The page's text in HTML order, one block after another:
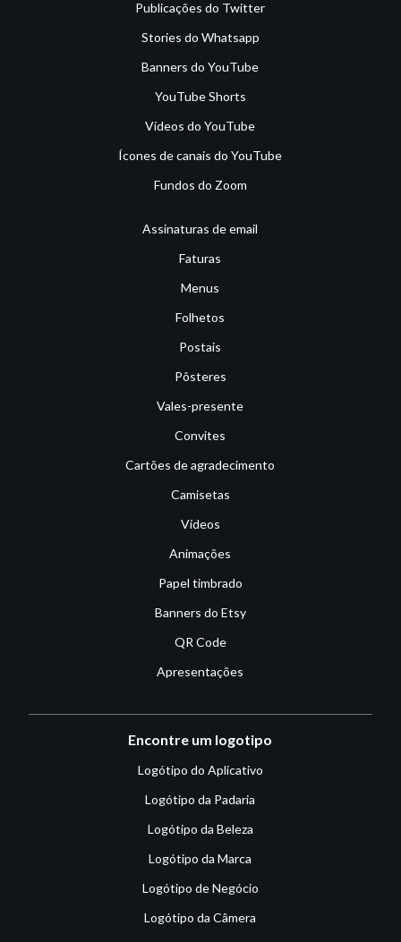
Publicações do Twitter
Stories do Whatsapp
Banners do YouTube
YouTube Shorts
Vídeos do YouTube
Ícones de canais do YouTube
Fundos do Zoom
Assinaturas de email
Faturas
Menus
Folhetos
Postais
Pôsteres
Vales-presente
Convites
Cartões de agradecimento
Camisetas
Vídeos
Animações
Papel timbrado
Banners do Etsy
QR Code
Apresentações
Encontre um logotipo
Logótipo do Aplicativo
Logótipo da Padaria
Logótipo da Beleza
Logótipo da Marca
Logótipo de Negócio
Logótipo da Câmera